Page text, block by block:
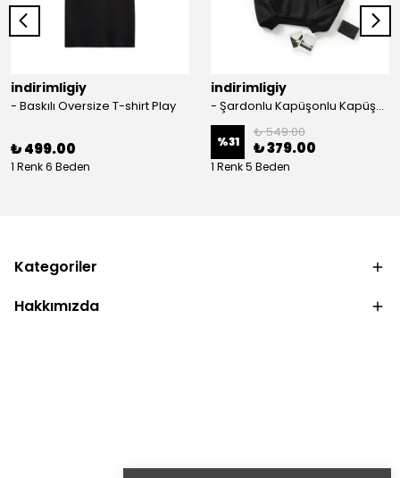
indirimligiy
- Baskılı Oversize T-shirt Play
₺ 499.00
1 Renk 6 Beden
indirimligiy
- Şardonlu Kapüşonlu Kapüşonlu Kanguru Cep Oversize Lastik Paça Sweatshirt Takimi
%31
₺ 549.00
₺ 379.00
1 Renk 5 Beden
Kategoriler
Hakkımızda